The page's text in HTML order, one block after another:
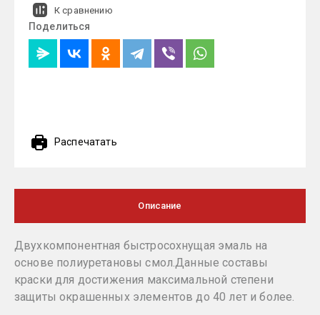
К сравнению
Поделиться
Распечатать
Описание
Двухкомпонентная быстросохнущая эмаль на
основе полиуретановы смол.Данные составы
краски для достижения максимальной степени
защиты окрашенных элементов до 40 лет и более.